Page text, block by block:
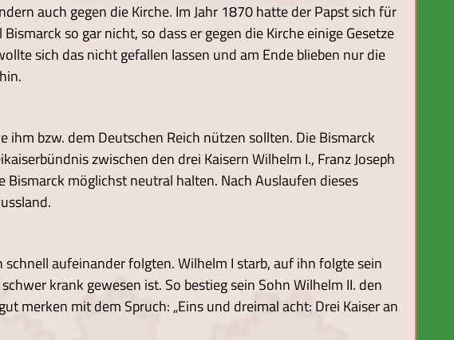
auch gegen die Kirche. Im Jahr 1870 hatte der Papst sich für
so gar nicht, so dass er gegen die Kirche einige Gesetze
sich das nicht gefallen lassen und am Ende blieben nur die
bzw. dem Deutschen Reich nützen sollten. Die Bismarck
zwischen den drei Kaisern Wilhelm I., Franz Joseph
Bismarck möglichst neutral halten. Nach Auslaufen dieses
aufeinander folgten. Wilhelm I starb, auf ihn folgte sein
krank gewesen ist. So bestieg sein Sohn Wilhelm II. den
merken mit dem Spruch: „Eins und dreimal acht: Drei Kaiser an